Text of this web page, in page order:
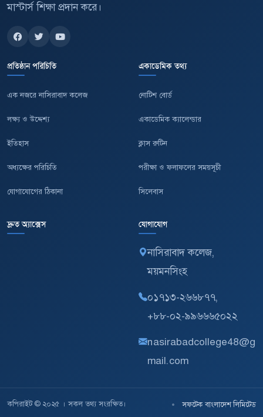
মাস্টার্স শিক্ষা প্রদান করে।
প্রতিষ্ঠান পরিচিতি
এক নজরে নাসিরাবাদ কলেজ
লক্ষ্য ও উদ্দেশ্য
ইতিহাস
অধ্যক্ষের পরিচিতি
যোগাযোগের ঠিকানা
একাডেমিক তথ্য
নোটিশ বোর্ড
একাডেমিক ক্যালেন্ডার
ক্লাস রুটিন
পরীক্ষা ও ফলাফলের সময়সূচী
সিলেবাস
দ্রুত অ্যাক্সেস যোগাযোগ
নাসিরাবাদ কলেজ,
ময়মনসিংহ
০১৭১৩-২৬৬৮৭৭,
+৮৮-০২-৯৯৬৬৬৫০২২
nasirabadcollege48@g
mail.com
কপিরাইট © ২০২৫ । সকল তথ্য সংরক্ষিত। • সফটেক বাংলাদেশ লিমিটেড